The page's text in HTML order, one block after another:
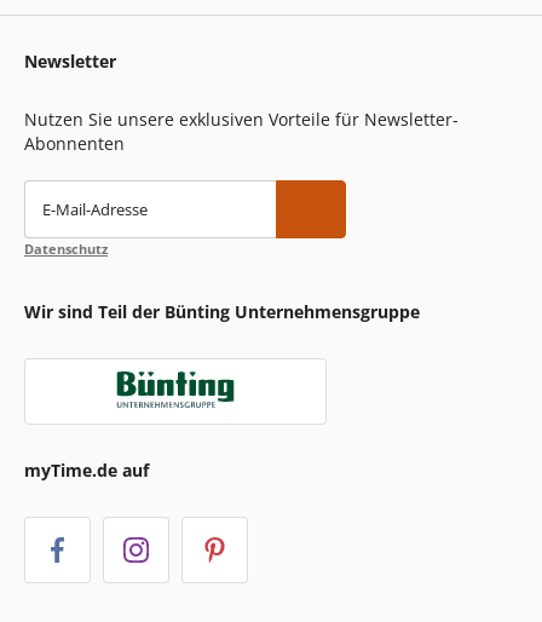
Newsletter
Nutzen Sie unsere exklusiven Vorteile für Newsletter-
Abonnenten
E-Mail-Adresse
Datenschutz
Wir sind Teil der Bünting Unternehmensgruppe
myTime.de auf